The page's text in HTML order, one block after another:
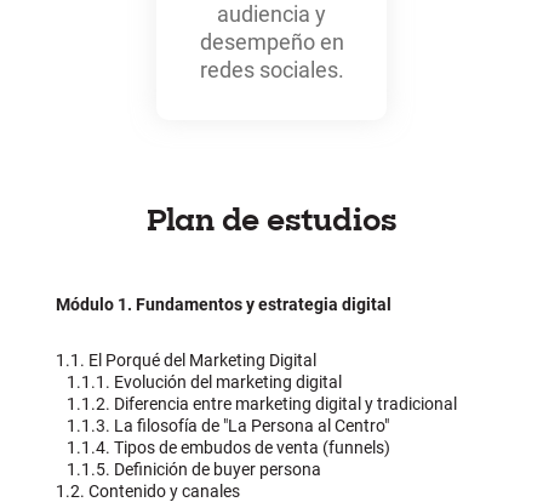
audiencia y
desempeño en
redes sociales.
Plan de estudios
Módulo 1. Fundamentos y estrategia digital
1.1. El Porqué del Marketing Digital
1.1.1. Evolución del marketing digital
1.1.2. Diferencia entre marketing digital y tradicional
1.1.3. La filosofía de "La Persona al Centro"
1.1.4. Tipos de embudos de venta (funnels)
1.1.5. Definición de buyer persona
1.2. Contenido y canales